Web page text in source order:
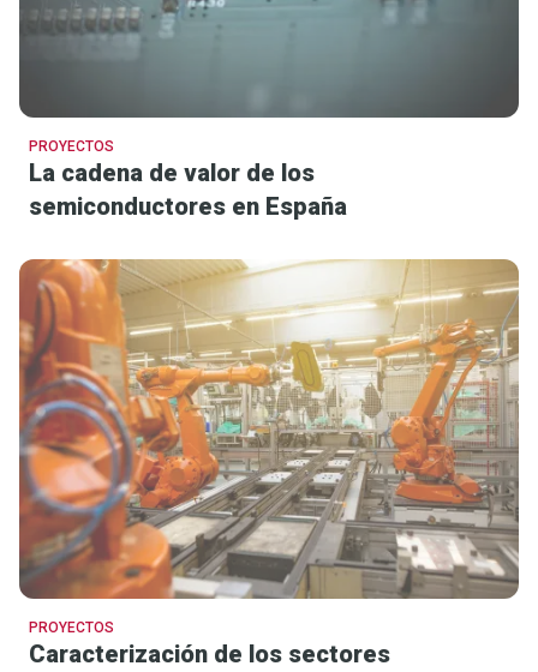
PROYECTOS
La cadena de valor de los
semiconductores en España
PROYECTOS
Caracterización de los sectores